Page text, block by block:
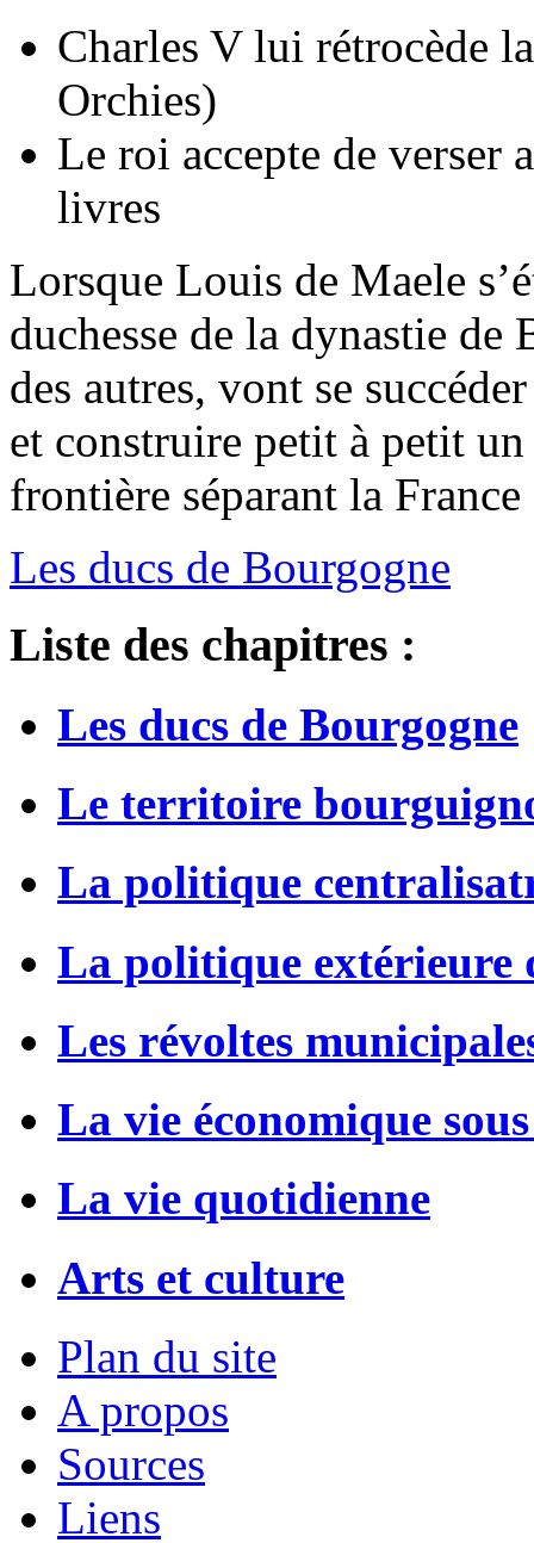
Charles V lui rétrocède
Orchies)
Le roi accepte de verser
livres
Lorsque Louis de Maele
duchesse de la dynastie
des autres, vont se
et construire petit à petit
frontière séparant la
Les ducs de Bourgogne
Liste des chapitres :
Les ducs de Bourgogne
Le territoire
La politique
La politique extérieure
Les révoltes
La vie économique
La vie quotidienne
Arts et culture
Plan du site
A propos
Sources
Liens